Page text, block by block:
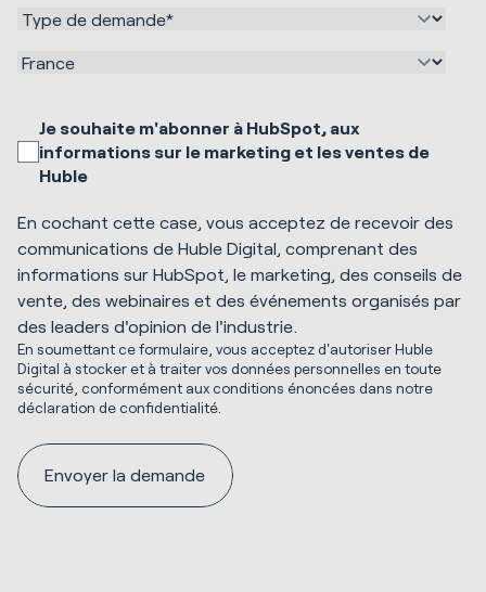
Je souhaite m'abonner à HubSpot, aux
informations sur le marketing et les ventes de
Huble
En cochant cette case, vous acceptez de recevoir des
communications de Huble Digital, comprenant des
informations sur HubSpot, le marketing, des conseils de
vente, des webinaires et des événements organisés par
des leaders d'opinion de l'industrie.
En soumettant ce formulaire, vous acceptez d'autoriser Huble
Digital à stocker et à traiter vos données personnelles en toute
sécurité, conformément aux conditions énoncées dans notre
déclaration de confidentialité.